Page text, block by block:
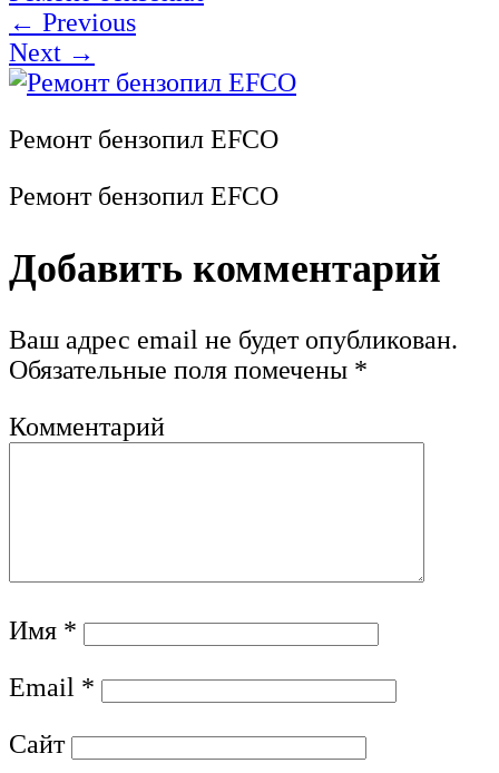
← Previous
Next →
Ремонт бензопил EFCO
Ремонт бензопил EFCO
Добавить комментарий
Ваш адрес email не будет опубликован.
Обязательные поля помечены *
Комментарий
Имя *
Email *
Сайт